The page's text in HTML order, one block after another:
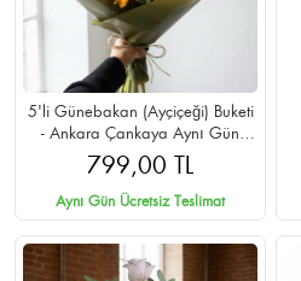
5'li Günebakan (Ayçiçeği) Buketi
- Ankara Çankaya Aynı Gün
Teslimat
799,00 TL
Aynı Gün Ücretsiz Teslimat